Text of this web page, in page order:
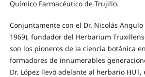
Químico Farmacéutico de Trujillo.
Conjuntamente con el Dr. Nicolás Angulo
1969), fundador del Herbarium
son los pioneros de la ciencia botánica
formadores de innumerables
Dr. López llevó adelante al herbario HUT,